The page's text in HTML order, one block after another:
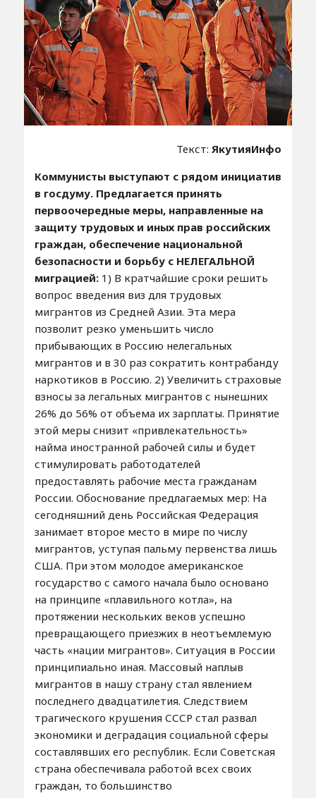
Текст:ЯкутияИнфо
Коммунисты выступают с рядом инициатив
в госдуму. Предлагается принять
первоочередные меры, направленные на
защиту трудовых и иных прав российских
граждан, обеспечение национальной
безопасности и борьбу с НЕЛЕГАЛЬНОЙ
миграцией:1) В кратчайшие сроки решить
вопрос введения виз для трудовых
мигрантов из Средней Азии. Эта мера
позволит резко уменьшить число
прибывающих в Россию нелегальных
мигрантов и в 30 раз сократить контрабанду
наркотиков в Россию. 2) Увеличить страховые
взносы за легальных мигрантов с нынешних
26% до 56% от объема их зарплаты. Принятие
этой меры снизит «привлекательность»
найма иностранной рабочей силы и будет
стимулировать работодателей
предоставлять рабочие места гражданам
России. Обоснование предлагаемых мер: На
сегодняшний день Российская Федерация
занимает второе место в мире по числу
мигрантов, уступая пальму первенства лишь
США. При этом молодое американское
государство с самого начала было основано
на принципе «плавильного котла», на
протяжении нескольких веков успешно
превращающего приезжих в неотъемлемую
часть «нации мигрантов». Ситуация в России
принципиально иная. Массовый наплыв
мигрантов в нашу страну стал явлением
последнего двадцатилетия. Следствием
трагического крушения СССР стал развал
экономики и деградация социальной сферы
составлявших его республик. Если Советская
страна обеспечивала работой всех своих
граждан, то большинство